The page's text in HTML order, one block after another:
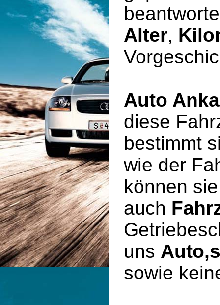
Alter,
Auto
diese
bestimmt
wie der
können
auch
uns Auto,s
sowie